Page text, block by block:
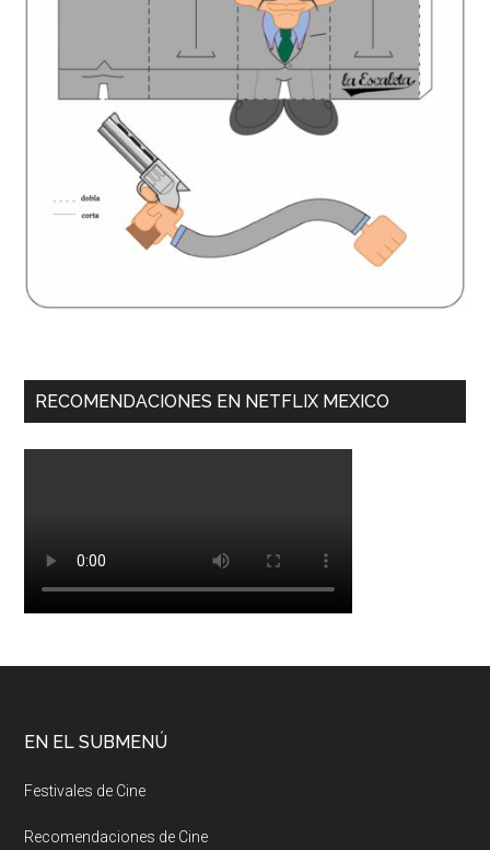
RECOMENDACIONES EN NETFLIX MEXICO
EN EL SUBMENÚ
Festivales de Cine
Recomendaciones de Cine